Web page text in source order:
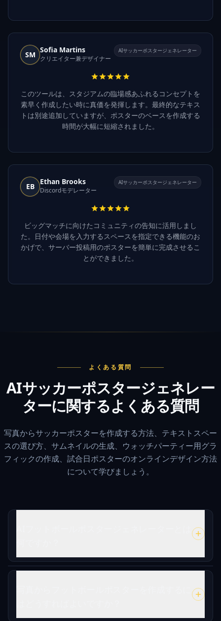
SM
Sofia Martins
クリエイター兼デザイナー
AIサッカーポスタージェネレーター
このツールは、スタジアムの臨場感あふれるコンセプトを
素早く作成したい時に真価を発揮します。最終的なテキス
トは別途追加していますが、ポスターのベースを作成する
時間が大幅に短縮されました。
EB
Ethan Brooks
Discordモデレーター
AIサッカーポスタージェネレーター
ビッグマッチに向けたコミュニティの告知に活用しまし
た。日付や会場を入力するスペースを指定できる機能のお
かげで、サーバー投稿用のポスターを簡単に完成させるこ
とができました。
よくある質問
AIサッカーポスタージェネレー
ターに関するよくある質問
写真からサッカーポスターを作成する方法、テキストスペー
スの選び方、サムネイルの生成、ウォッチパーティー用グラ
フィックの作成、試合日ポスターのオンラインデザイン方法
について学びましょう。